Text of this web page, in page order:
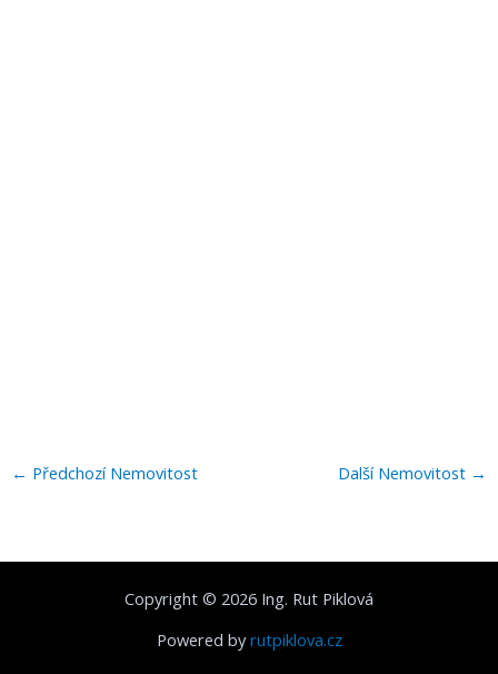
← Předchozí Nemovitost Další Nemovitost →
Copyright © 2026 Ing. Rut Piklová
Powered byrutpiklova.cz